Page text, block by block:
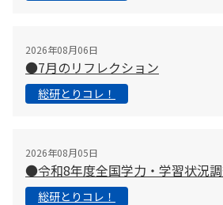
2026年08月06日
●7月のリフレクション
総研とりコレ！
2026年08月05日
●令和8年度全国学力・学習状況
総研とりコレ！